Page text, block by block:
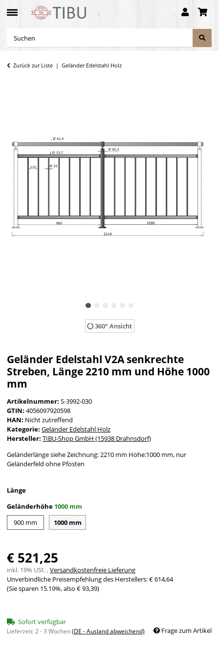
Zurück zur Liste Geländer Edelstahl Holz
360° Ansicht
Geländer Edelstahl V2A senkrechte
Streben, Länge 2210 mm und Höhe 1000
mm
Artikelnummer: S-3992-030
GTIN: 4056097920598
HAN: Nicht zutreffend
Kategorie: Geländer Edelstahl Holz
Hersteller: TIBU-Shop GmbH (15938 Drahnsdorf)
Geländerlänge siehe Zeichnung: 2210 mm Höhe:1000 mm, nur
Geländerfeld ohne Pfosten
Länge
Geländerhöhe 1000 mm
900 mm 900 mm1000 mm1000 mm
€ 521,25
inkl. 19% USt. ,Versandkostenfreie Lieferung
Unverbindliche Preisempfehlung des Herstellers:€ 614,64
(Sie sparen 15.19%, also € 93,39)
Sofort verfügbar
Lieferzeit:2 - 3 Wochen(DE - Ausland abweichend) Frage zum Artikel